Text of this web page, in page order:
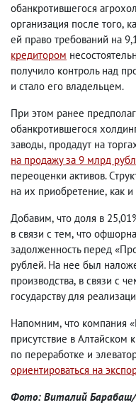
обанкротившегося
организация после того,
ей право требований на
кредитором
получило контроль над
и стало его владельцем.
При этом ранее
обанкротившегося
заводы, продадут на
на продажу за 9 млрд
переоценки активов.
на их приобретение, как
Добавим, что доля в
в связи с тем, что
задолженность перед
рублей. На нее был
производства, в связи с
государству для
Напомним, что компания
присутствие в Алтайском
по переработке и
ориентироваться на
Фото: Виталий Барабаш/